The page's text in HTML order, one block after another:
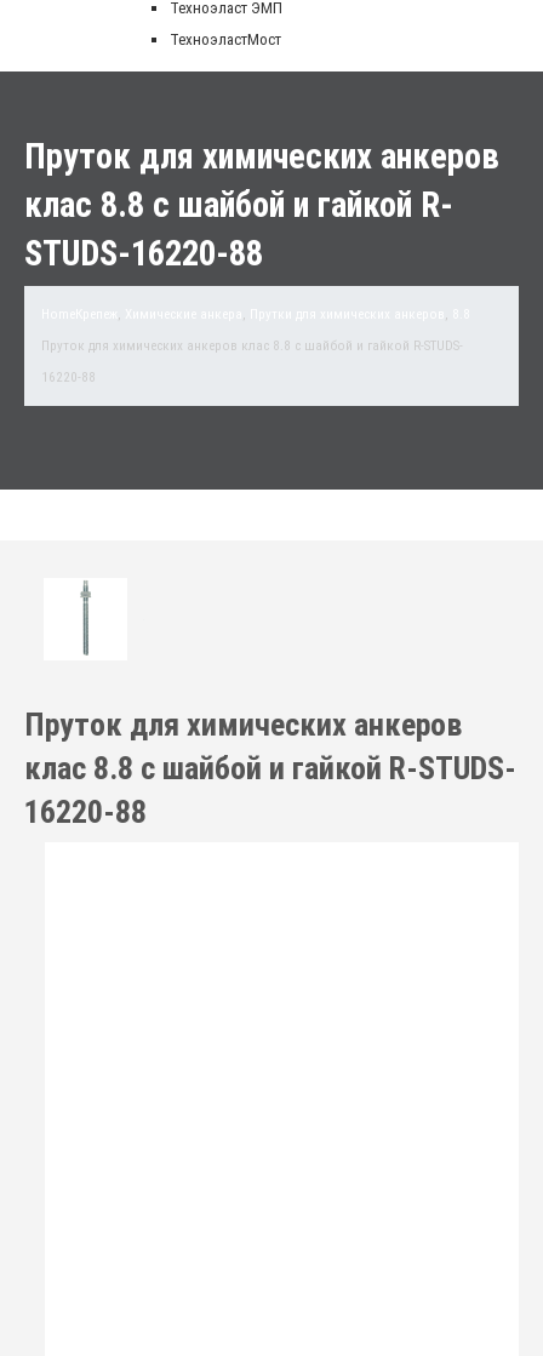
Техноэласт ЭМП
ТехноэластМост
Пруток для химических анкеров
клас 8.8 с шайбой и гайкой R-
STUDS-16220-88
, , ,
Пруток для химических анкеров клас 8.8 с шайбой и гайкой R-STUDS-
16220-88
Пруток для химических анкеров
клас 8.8 с шайбой и гайкой R-STUDS-
16220-88